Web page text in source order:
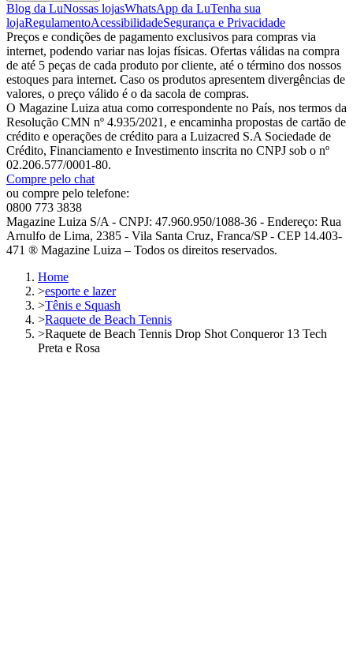
Blog da LuNossas lojasWhatsApp da LuTenha sua
lojaRegulamentoAcessibilidadeSegurança e Privacidade
Preços e condições de pagamento exclusivos para compras via
internet, podendo variar nas lojas físicas. Ofertas válidas na compra
de até 5 peças de cada produto por cliente, até o término dos nossos
estoques para internet. Caso os produtos apresentem divergências de
valores, o preço válido é o da sacola de compras.
O Magazine Luiza atua como correspondente no País, nos termos da
Resolução CMN nº 4.935/2021, e encaminha propostas de cartão de
crédito e operações de crédito para a Luizacred S.A Sociedade de
Crédito, Financiamento e Investimento inscrita no CNPJ sob o nº
02.206.577/0001-80.
Compre pelo chat
ou compre pelo telefone:
0800 773 3838
Magazine Luiza S/A - CNPJ: 47.960.950/1088-36 - Endereço: Rua
Arnulfo de Lima, 2385 - Vila Santa Cruz, Franca/SP - CEP 14.403-
471 ® Magazine Luiza – Todos os direitos reservados.
Home
>esporte e lazer
>Tênis e Squash
>Raquete de Beach Tennis
>Raquete de Beach Tennis Drop Shot Conqueror 13 Tech
Preta e Rosa